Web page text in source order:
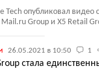
Tech опубликовал видео
Mail.ru Group и X5 Retail
26.05.2021 в 10:50 1
стала